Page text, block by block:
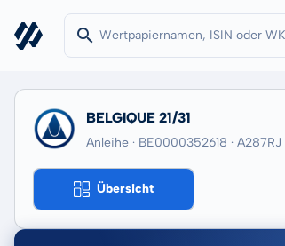
BELGIQUE 21/31
Anleihe · BE0000352618 · A287RJ
Übersicht